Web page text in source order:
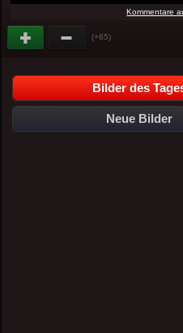
Kommentare
(+65)
Bilder des
Neue Bilder